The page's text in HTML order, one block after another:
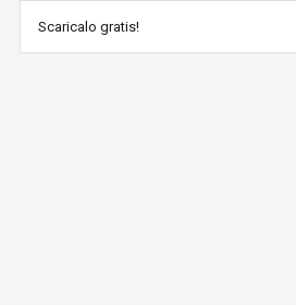
Scaricalo gratis!